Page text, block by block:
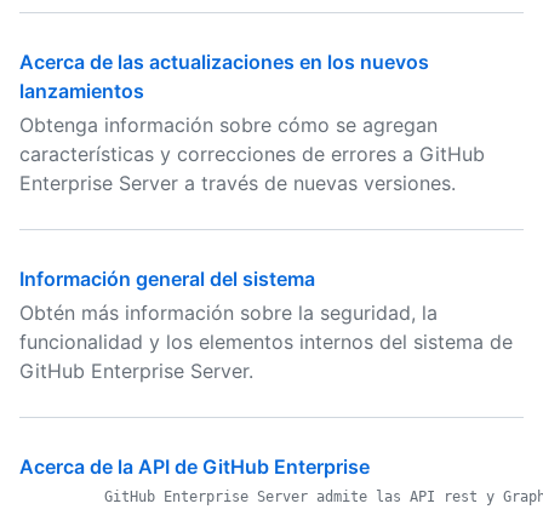
Acerca de las actualizaciones en los nuevos
lanzamientos
Obtenga información sobre cómo se agregan
características y correcciones de errores a GitHub
Enterprise Server a través de nuevas versiones.
Información general del sistema
Obtén más información sobre la seguridad, la
funcionalidad y los elementos internos del sistema de
GitHub Enterprise Server.
Acerca de la API de GitHub Enterprise